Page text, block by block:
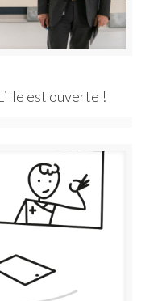
est ouverte !